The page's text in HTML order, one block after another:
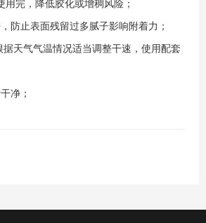
用完，降低胶化或增稠风险；
防止表面残留过多腻子影响附着力；
据天气气温情况适当调整干速，使用配套
净；